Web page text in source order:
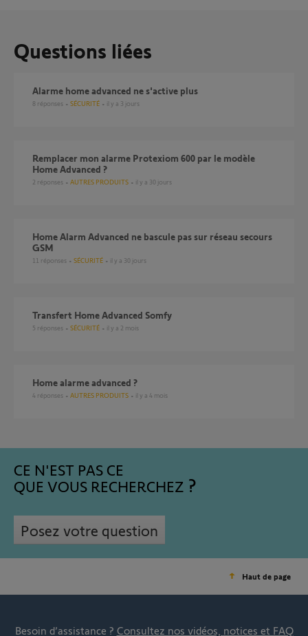
Questions liées
Alarme home advanced ne s'active plus
8 réponses SÉCURITÉ il y a 3 jours
Remplacer mon alarme Protexiom 600 par le modèle
Home Advanced ?
2 réponses AUTRES PRODUITS il y a 30 jours
Home Alarm Advanced ne bascule pas sur réseau secours
GSM
11 réponses SÉCURITÉ il y a 30 jours
Transfert Home Advanced Somfy
5 réponses SÉCURITÉ il y a 2 mois
Home alarme advanced ?
4 réponses AUTRES PRODUITS il y a 4 mois
CE N'EST PAS CE
QUE VOUS RECHERCHEZ
Posez votre question
Haut de page
Besoin d’assistance ? Consultez nos vidéos, notices et FAQ